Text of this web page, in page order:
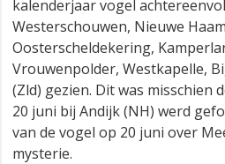
kalenderjaar vogel
Westerschouwen, Nieuwe
Oosterscheldekering,
Vrouwenpolder, Westkapelle,
(Zld) gezien. Dit was misschien
20 juni bij Andijk (NH) werd
van de vogel op 20 juni over
mysterie.